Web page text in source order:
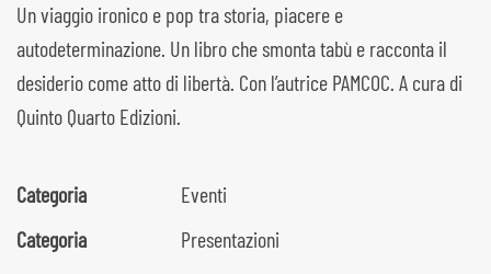
Un viaggio ironico e pop tra storia, piacere e
autodeterminazione. Un libro che smonta tabù e racconta il
desiderio come atto di libertà. Con l’autrice PAMCOC. A cura di
Quinto Quarto Edizioni.
Categoria
Eventi
Categoria
Presentazioni